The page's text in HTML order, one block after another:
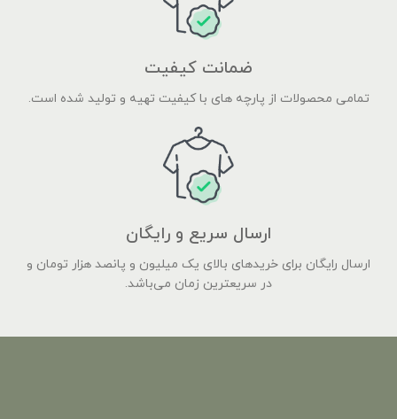
ضمانت کیفیت
تمامی محصولات از پارچه های با کیفیت تهیه و تولید شده است.
ارسال سریع و رایگان
ارسال رایگان برای خریدهای بالای یک میلیون و پانصد هزار تومان و
در سریعترین زمان می‌باشد.